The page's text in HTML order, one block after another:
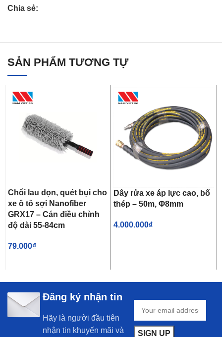
Chia sẻ:
SẢN PHẨM TƯƠNG TỰ
Chổi lau dọn, quét bụi cho
xe ô tô sợi Nanofiber
GRX17 – Cán điều chỉnh
độ dài 55-84cm
79.000₫
Dây rửa xe áp lực cao, bố
thép – 50m, Φ8mm
4.000.000₫
Đăng ký nhận tin
Hãy là người đầu tiên
nhận tin khuyến mãi và